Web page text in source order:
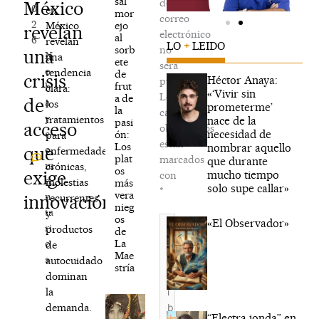
México
revelan
una
crisis
de
acceso
que
exige
innovación
0
2
6
N
o
h
a
y
c
o
m
e
n
ta
ri
o
s
en
México
revelan
una
tendencia
clara:
los
tratamientos
para
enfermedades
crónicas,
molestias
recurrentes
y
productos
de
autocuidado
dominan
la
demanda.
mor
ejo
al
sorb
ete
de
frut
a de
la
pasi
ón:
Los
plat
os
más
vera
nieg
os
de
La
Mae
stría
de
correo
electrónico
no
será
publicada.
Los
campos
obligatorios
están
marcados
con
*
Escribe
aquí...
LO + LEIDO
Héctor Anaya:
«‘Vivir sin
prometerme’
nace de la
necesidad de
nombrar aquello
que durante
mucho tiempo
solo supe callar»
«El Observador»